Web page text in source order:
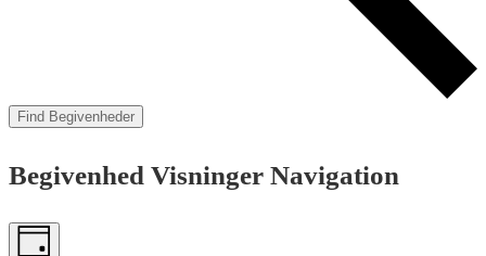
Find Begivenheder
Begivenhed Visninger Navigation